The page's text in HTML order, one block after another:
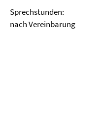
Sprechstunden:
nach Vereinbarung